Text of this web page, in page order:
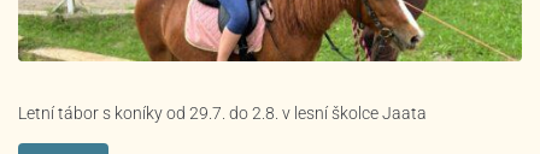
Letní tábor s koníky od 29.7. do 2.8. v lesní školce Jaata